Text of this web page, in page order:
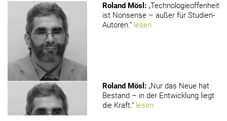
Roland Mösl : „Technologieoffenheit
ist Nonsense – außer für Studien-
Autoren.“ lesen
Roland Mösl : „Nur das Neue hat
Bestand – in der Entwicklung liegt
die Kraft.“ lesen